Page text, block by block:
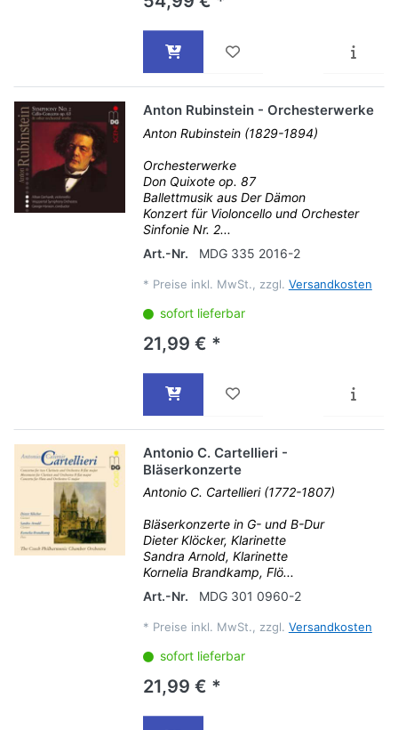
Anton Rubinstein - Orchesterwerke
Anton Rubinstein (1829-1894)
Orchesterwerke
Don Quixote op. 87
Ballettmusik aus Der Dämon
Konzert für Violoncello und Orchester
Sinfonie Nr. 2...
Art.-Nr.
MDG 335 2016-2
* Preise inkl. MwSt., zzgl. Versandkosten
sofort lieferbar
21,99 € *
Antonio C. Cartellieri -
Bläserkonzerte
Antonio C. Cartellieri (1772-1807)
Bläserkonzerte in G- und B-Dur
Dieter Klöcker, Klarinette
Sandra Arnold, Klarinette
Kornelia Brandkamp, Flö...
Art.-Nr.
MDG 301 0960-2
* Preise inkl. MwSt., zzgl. Versandkosten
sofort lieferbar
21,99 € *